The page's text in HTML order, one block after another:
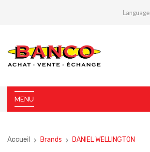
Language
MENU
Accueil Brands DANIEL WELLINGTON